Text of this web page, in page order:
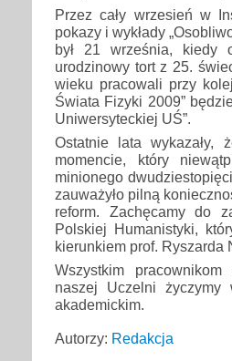
Przez cały wrzesień w
pokazy i wykłady
był 21 września, kiedy
urodzinowy tort z 25.
wieku pracowali przy
Świata Fizyki 2009”
Uniwersyteckiej UŚ”.
Ostatnie lata wykazały,
momencie, który
minionego
zauważyło pilną
reform. Zachęcamy do
Polskiej Humanistyki,
kierunkiem prof. Ryszarda
Wszystkim
naszej Uczelni
akademickim.
Autorzy: Redakcja